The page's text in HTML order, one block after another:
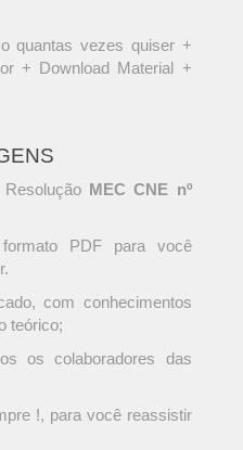
quantas vezes quiser +
+ Download Material +
Resolução MEC CNE nº
PDF para você
com conhecimentos
teórico;
os colaboradores das
!, para você reassistir